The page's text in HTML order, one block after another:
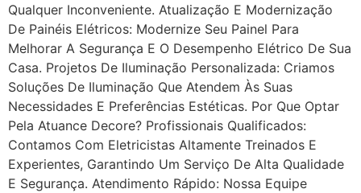
Qualquer Inconveniente. Atualização E Modernização
De Painéis Elétricos: Modernize Seu Painel Para
Melhorar A Segurança E O Desempenho Elétrico De Sua
Casa. Projetos De Iluminação Personalizada: Criamos
Soluções De Iluminação Que Atendem Às Suas
Necessidades E Preferências Estéticas. Por Que Optar
Pela Atuance Decore? Profissionais Qualificados:
Contamos Com Eletricistas Altamente Treinados E
Experientes, Garantindo Um Serviço De Alta Qualidade
E Segurança. Atendimento Rápido: Nossa Equipe